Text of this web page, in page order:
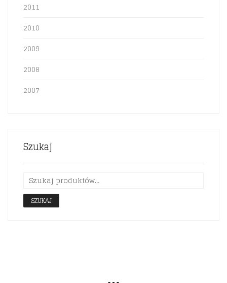
2011
2010
2009
2008
2007
Szukaj
SZUKAJ